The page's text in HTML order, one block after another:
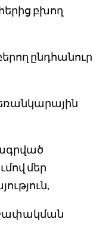
բխող
ընդհանուր
մեր